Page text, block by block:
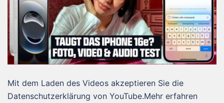
Mit dem Laden des Videos akzeptieren Sie die
Datenschutzerklärung von YouTube.Mehr erfahren